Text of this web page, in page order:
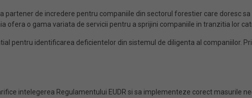
partener de incredere pentru companiile din sectorul forestier care doresc sa
ofera o gama variata de servicii pentru a sprijini companiile in tranzitia lor
pentru identificarea deficientelor din sistemul de diligenta al companiilor.
intelegerea Regulamentului EUDR si sa implementeze corect masurile